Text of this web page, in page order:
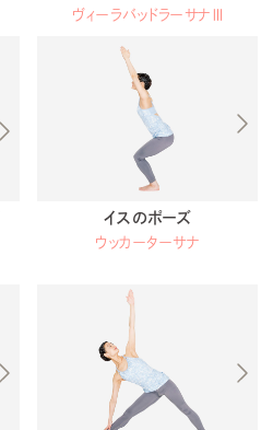
ヴィーラバッドラーサナⅢ
イスのポーズ
ウッカーターサナ